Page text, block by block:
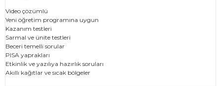
Video çözümlü
Yeni öğretim programına uygun
Kazanım testleri
Sarmal ve ünite testleri
Beceri temelli sorular
PISA yaprakları
Etkinlik ve yazılıya hazırlık soruları
Akıllı kağıtlar ve sıcak bölgeler